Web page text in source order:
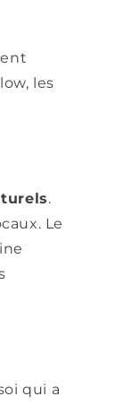
les
.
Le
qui a